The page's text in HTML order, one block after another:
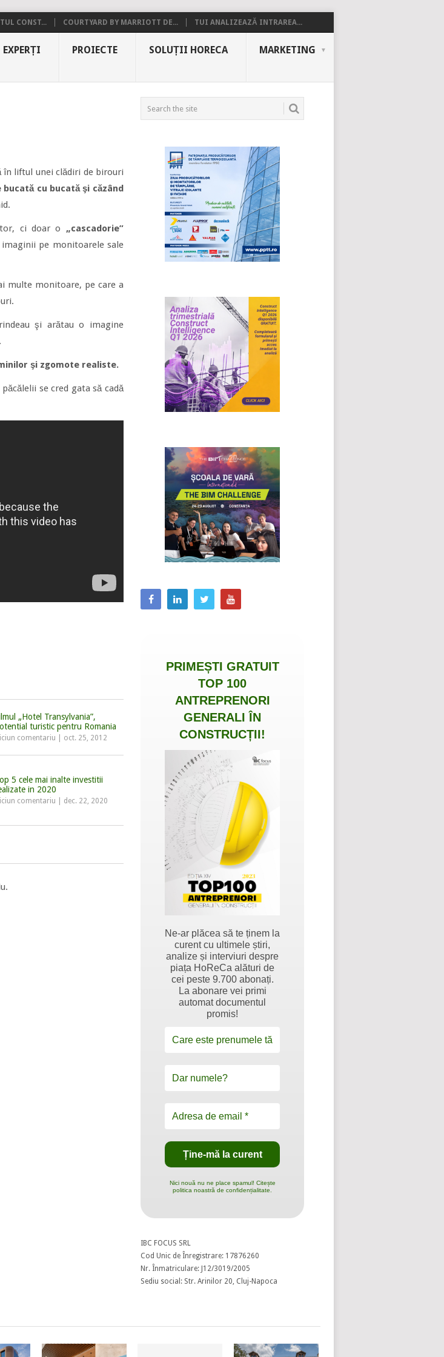
CONST... COURTYARD BY MARRIOTT DE... TUI ANALIZEAZĂ INTRAREA...
EXPERȚI PROIECTE SOLUȚII HORECA MARKETING
în liftul unei clădiri de birouri
cu bucată şi căzând
ci doar o „cascadorie”
pe monitoarele sale
multe monitoare, pe care a
şi arătau o imagine
şi zgomote realiste.
se cred gata să cadă
„Hotel Transylvania”,
turistic pentru Romania
comentariu oct. 25, 2012
5 cele mai inalte investitii
in 2020
comentariu dec. 22, 2020
PRIMEȘTI GRATUIT
TOP 100
ANTREPRENORI
GENERALI ÎN
CONSTRUCȚII!
Ne-ar plăcea să te ținem la
curent cu ultimele știri,
analize și interviuri despre
piața HoReCa alături de
cei peste 9.700 abonați.
La abonare vei primi
automat documentul
promis!
Nici nouă nu ne place spamul! Citește
politica noastră de confidențialitate.
IBC FOCUS SRL
Cod Unic de Înregistrare: 17876260
Nr. Înmatriculare: J12/3019/2005
Sediu social: Str. Arinilor 20, Cluj-Napoca